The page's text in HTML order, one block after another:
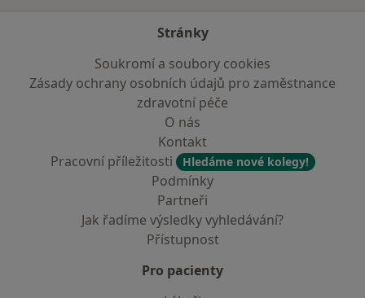
Stránky
Soukromí a soubory cookies
Zásady ochrany osobních údajů pro zaměstnance
zdravotní péče
O nás
Kontakt
Pracovní příležitosti
Hledáme nové kolegy!
Podmínky
Partneři
Jak řadíme výsledky vyhledávání?
Přístupnost
Pro pacienty